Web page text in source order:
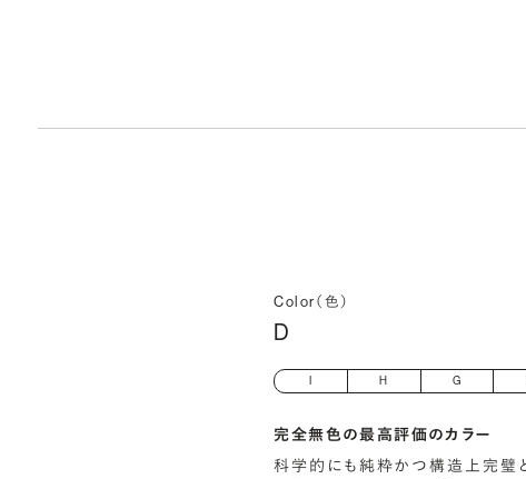
Color（色）
D
I H G
完全無色の最高評価のカラー
科学的にも純粋かつ構造上完璧